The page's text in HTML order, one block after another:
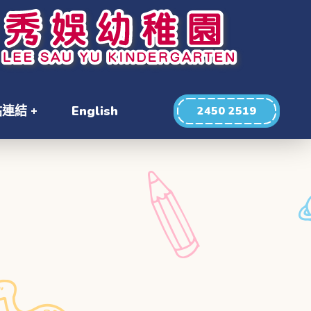
結 English 2450 2519